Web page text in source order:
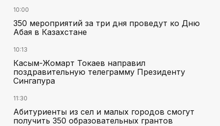
10:00
350 мероприятий за три дня проведут ко Дню
Абая в Казахстане
10:13
Касым-Жомарт Токаев направил
поздравительную телеграмму Президенту
Сингапура
11:30
Абитуриенты из сел и малых городов смогут
получить 350 образовательных грантов